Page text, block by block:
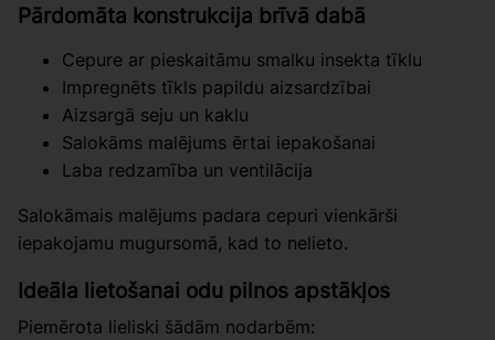
Pārdomāta konstrukcija brīvā dabā
Cepure ar pieskaitāmu smalku insekta tīklu
Impregnēts tīkls papildu aizsardzībai
Aizsargā seju un kaklu
Salokāms malējums ērtai iepakošanai
Laba redzamība un ventilācija
Salokāmais malējums padara cepuri vienkārši
iepakojamu mugursomā, kad to nelieto.
Ideāla lietošanai odu pilnos apstākļos
Piemērota lieliski šādām nodarbēm: